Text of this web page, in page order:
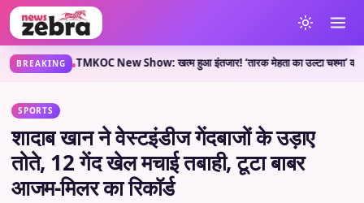
BREAKING
कहती है?•TMKOC New Show: खत्म हुआ इंतजार! ‘तारक मेहता का उल्टा चश्मा’ वाले
SPORTS
शादाब खान ने वेस्टइंडीज गेंदबाजों के उड़ाए
तोते, 12 गेंद खेल मचाई तबाही, टूटा बाबर
आजम-मिलर का रिकॉर्ड